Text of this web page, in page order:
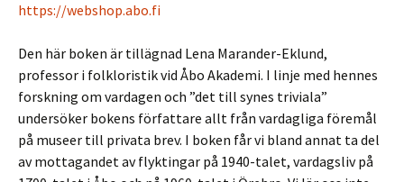
https://webshop.abo.fi
Den här boken är tillägnad Lena Marander-Eklund,
professor i folkloristik vid Åbo Akademi. I linje med hennes
forskning om vardagen och ”det till synes triviala”
undersöker bokens författare allt från vardagliga föremål
på museer till privata brev. I boken får vi bland annat ta del
av mottagandet av flyktingar på 1940-talet, vardagsliv på